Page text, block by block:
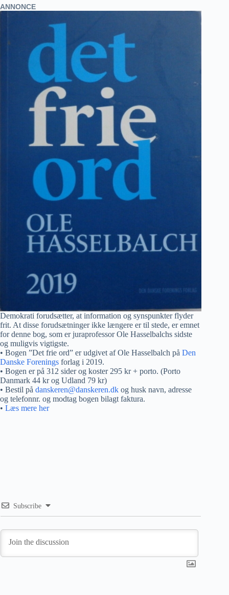
ANNONCE
Demokrati forudsætter, at information og synspunkter flyder
frit. At disse forudsætninger ikke længere er til stede, er emnet
for denne bog, som er juraprofessor Ole Hasselbalchs sidste
og muligvis vigtigste.
• Bogen ”Det frie ord” er udgivet af Ole Hasselbalch på Den
Danske Forenings forlag i 2019.
• Bogen er på 312 sider og koster 295 kr + porto. (Porto
Danmark 44 kr og Udland 79 kr)
• Bestil på danskeren@danskeren.dk og husk navn, adresse
og telefonnr. og modtag bogen bilagt faktura.
• Læs mere her
Subscribe